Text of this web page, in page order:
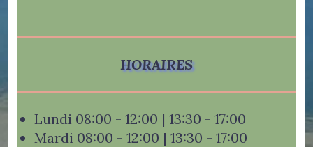
HORAIRES
Lundi 08:00 - 12:00 | 13:30 - 17:00
Mardi 08:00 - 12:00 | 13:30 - 17:00